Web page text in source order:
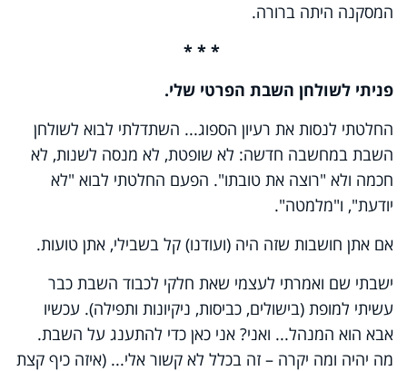
המסקנה היתה ברורה.
* * *
פניתי לשולחן השבת הפרטי שלי.
החלטתי לנסות את רעיון הספוג... השתדלתי לבוא לשולחן
השבת במחשבה חדשה: לא שופטת, לא מנסה לשנות, לא
חכמה ולא "רוצה את טובתו". הפעם החלטתי לבוא "לא
יודעת", ו"מלמטה".
אם אתן חושבות שזה היה (ועודנו) קל בשבילי, אתן טועות.
ישבתי שם ואמרתי לעצמי שאת חלקי לכבוד השבת כבר
עשיתי למופת (בישולים, כביסות, ניקיונות ותפילה). עכשיו
אבא הוא המנהל... ואני? אני כאן כדי להתענג על השבת.
מה יהיה ומה יקרה – זה בכלל לא קשור אלי... (איזה כיף קצת